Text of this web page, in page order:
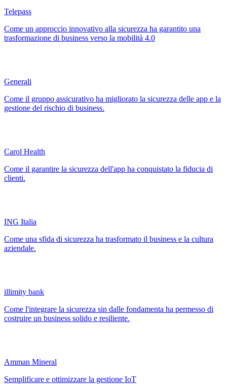
Telepass
Come un approccio innovativo alla sicurezza ha garantito una
trasformazione di business verso la mobilità 4.0
Generali
Come il gruppo assicurativo ha migliorato la sicurezza delle app e la
gestione del rischio di business.
Carol Health
Come il garantire la sicurezza dell'app ha conquistato la fiducia di
clienti.
ING Italia
Come una sfida di sicurezza ha trasformato il business e la cultura
aziendale.
illimity bank
Come l'integrare la sicurezza sin dalle fondamenta ha permesso di
costruire un business solido e resiliente.
Amman Mineral
Semplificare e ottimizzare la gestione IoT